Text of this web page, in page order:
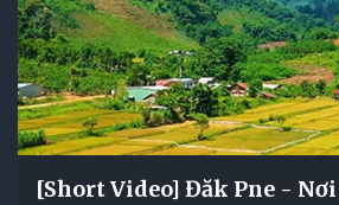
[Short Video] Đăk Pne -